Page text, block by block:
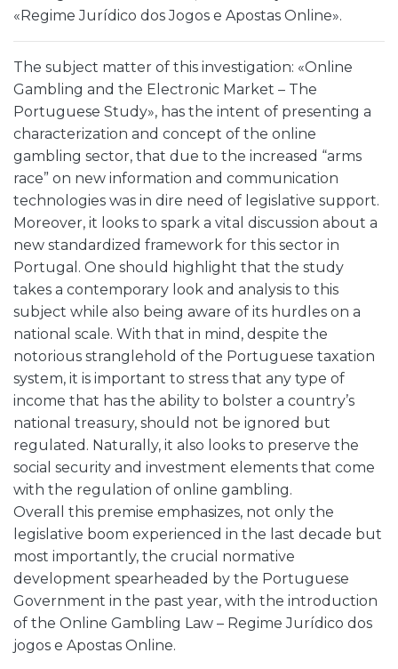
«Regime Jurídico dos Jogos e Apostas Online».
The subject matter of this investigation: «Online
Gambling and the Electronic Market – The
Portuguese Study», has the intent of presenting a
characterization and concept of the online
gambling sector, that due to the increased “arms
race” on new information and communication
technologies was in dire need of legislative support.
Moreover, it looks to spark a vital discussion about a
new standardized framework for this sector in
Portugal. One should highlight that the study
takes a contemporary look and analysis to this
subject while also being aware of its hurdles on a
national scale. With that in mind, despite the
notorious stranglehold of the Portuguese taxation
system, it is important to stress that any type of
income that has the ability to bolster a country’s
national treasury, should not be ignored but
regulated. Naturally, it also looks to preserve the
social security and investment elements that come
with the regulation of online gambling.
Overall this premise emphasizes, not only the
legislative boom experienced in the last decade but
most importantly, the crucial normative
development spearheaded by the Portuguese
Government in the past year, with the introduction
of the Online Gambling Law – Regime Jurídico dos
jogos e Apostas Online.